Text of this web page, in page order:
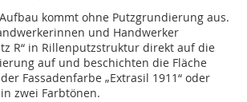
kommt ohne Putzgrundierung aus.
und Handwerker
R“ in Rillenputzstruktur direkt auf die
auf und beschichten die Fläche
Fassadenfarbe „Extrasil 1911“ oder
zwei Farbtönen.